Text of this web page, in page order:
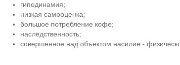
гиподинамия;
низкая самооценка;
большое потребление кофе;
наследственность;
совершенное над объектом насилие -